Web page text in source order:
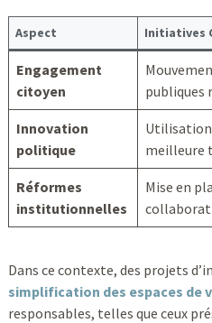
Aspect Initiatives
Engagement
citoyen
publiques
Innovation
politique
Utilisation
meilleure
Réformes
institutionnelles
Mise en
Dans ce contexte, des projets
simplification des espaces de
responsables, telles que ceux